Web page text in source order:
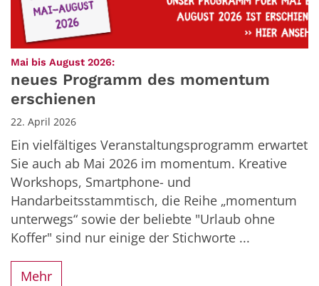
Mai bis August 2026::
neues Programm des momentum
erschienen
22. April 2026
Ein vielfältiges Veranstaltungsprogramm erwartet
Sie auch ab Mai 2026 im momentum. Kreative
Workshops, Smartphone- und
Handarbeitsstammtisch, die Reihe „momentum
unterwegs“ sowie der beliebte "Urlaub ohne
Koffer" sind nur einige der Stichworte ...
Mehr